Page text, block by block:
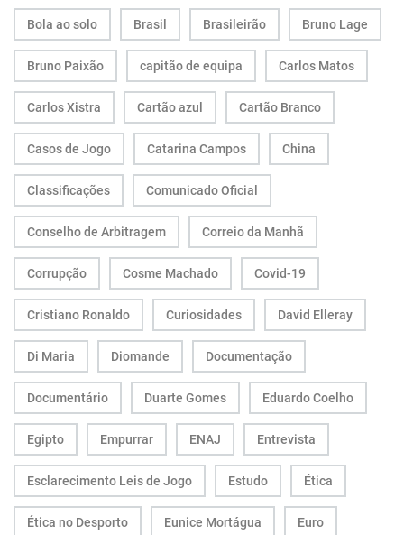
Bola ao solo Brasil Brasileirão Bruno Lage
Bruno Paixão capitão de equipa Carlos Matos
Carlos Xistra Cartão azul Cartão Branco
Casos de Jogo Catarina Campos China
Classificações Comunicado Oficial
Conselho de Arbitragem Correio da Manhã
Corrupção Cosme Machado Covid-19
Cristiano Ronaldo Curiosidades David Elleray
Di Maria Diomande Documentação
Documentário Duarte Gomes Eduardo Coelho
Egipto Empurrar ENAJ Entrevista
Esclarecimento Leis de Jogo Estudo Ética
Ética no Desporto Eunice Mortágua Euro